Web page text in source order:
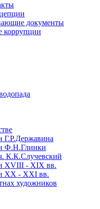
документы
коррупции
Г.Р.Державина
Ф.Н.Глинки
К.К.Случевский
XVIII - XIX вв.
XX - XXI вв.
художников